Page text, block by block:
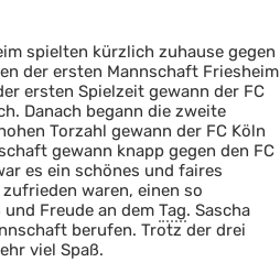
spielten kürzlich zuhause gegen
der ersten Mannschaft Friesheim
ersten Spielzeit gewann der FC
Danach begann die zweite
Torzahl gewann der FC Köln
gewann knapp gegen den FC
es ein schönes und faires
waren, einen so
Freude an dem Tag. Sascha
berufen. Trotz der drei
viel Spaß.